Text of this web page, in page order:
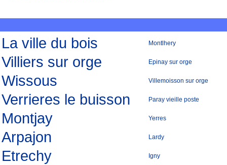
La ville du bois Montlhery
Villiers sur orge Epinay sur orge
Wissous Villemoisson sur orge
Verrieres le buisson Paray vieille poste
Montjay Yerres
Arpajon Lardy
Etrechy Igny